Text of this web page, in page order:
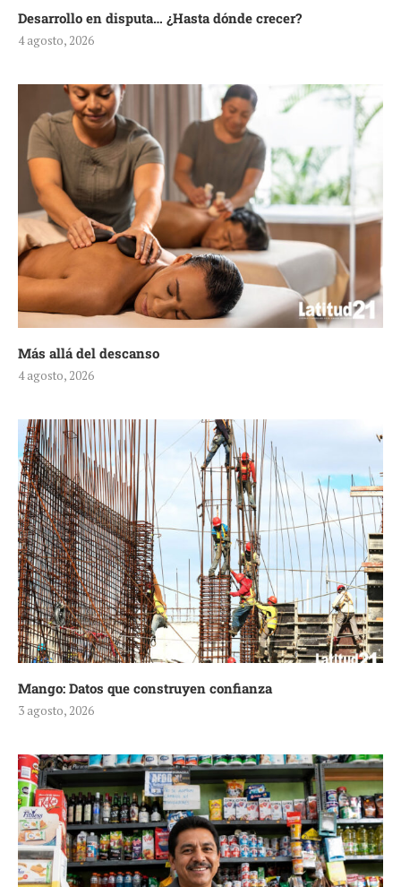
Desarrollo en disputa… ¿Hasta dónde crecer?
4 agosto, 2026
Más allá del descanso
4 agosto, 2026
Mango: Datos que construyen confianza
3 agosto, 2026